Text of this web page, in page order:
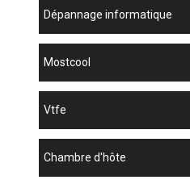
dépannage informatique
mostcool
vtfe
chambre d'hôte